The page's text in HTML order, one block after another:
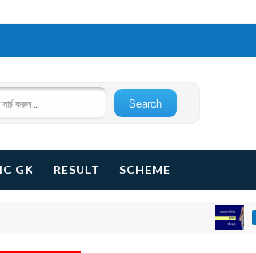
GK RESULT SCHEME
QUIZ